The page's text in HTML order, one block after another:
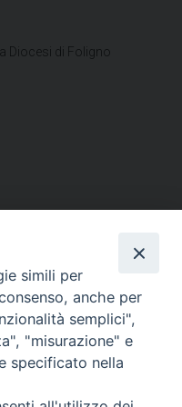
Diocesi di Foligno
VESCOVILE
VITA CONSACRATA
. Piazza Mons. Faloci 3 - 06034
simili per
anche per
semplici",
"misurazione" e
specificato nella